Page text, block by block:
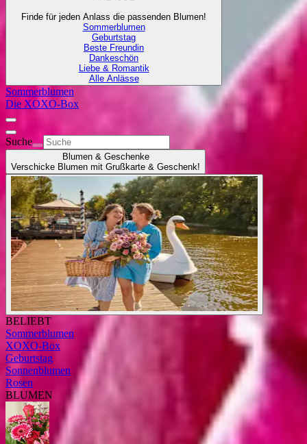
Finde für jeden Anlass die passenden Blumen!
Sommerblumen
Geburtstag
Beste Freundin
Dankeschön
Liebe & Romantik
Alle Anlässe
Sommerblumen
Die XOXO-Box
Suche
Blumen & Geschenke
Verschicke Blumen mit Grußkarte & Geschenk!
BELIEBT
Sommerblumen
XOXO-Box
Geburtstag
Sonnenblumen
Rosen
BLUMEN